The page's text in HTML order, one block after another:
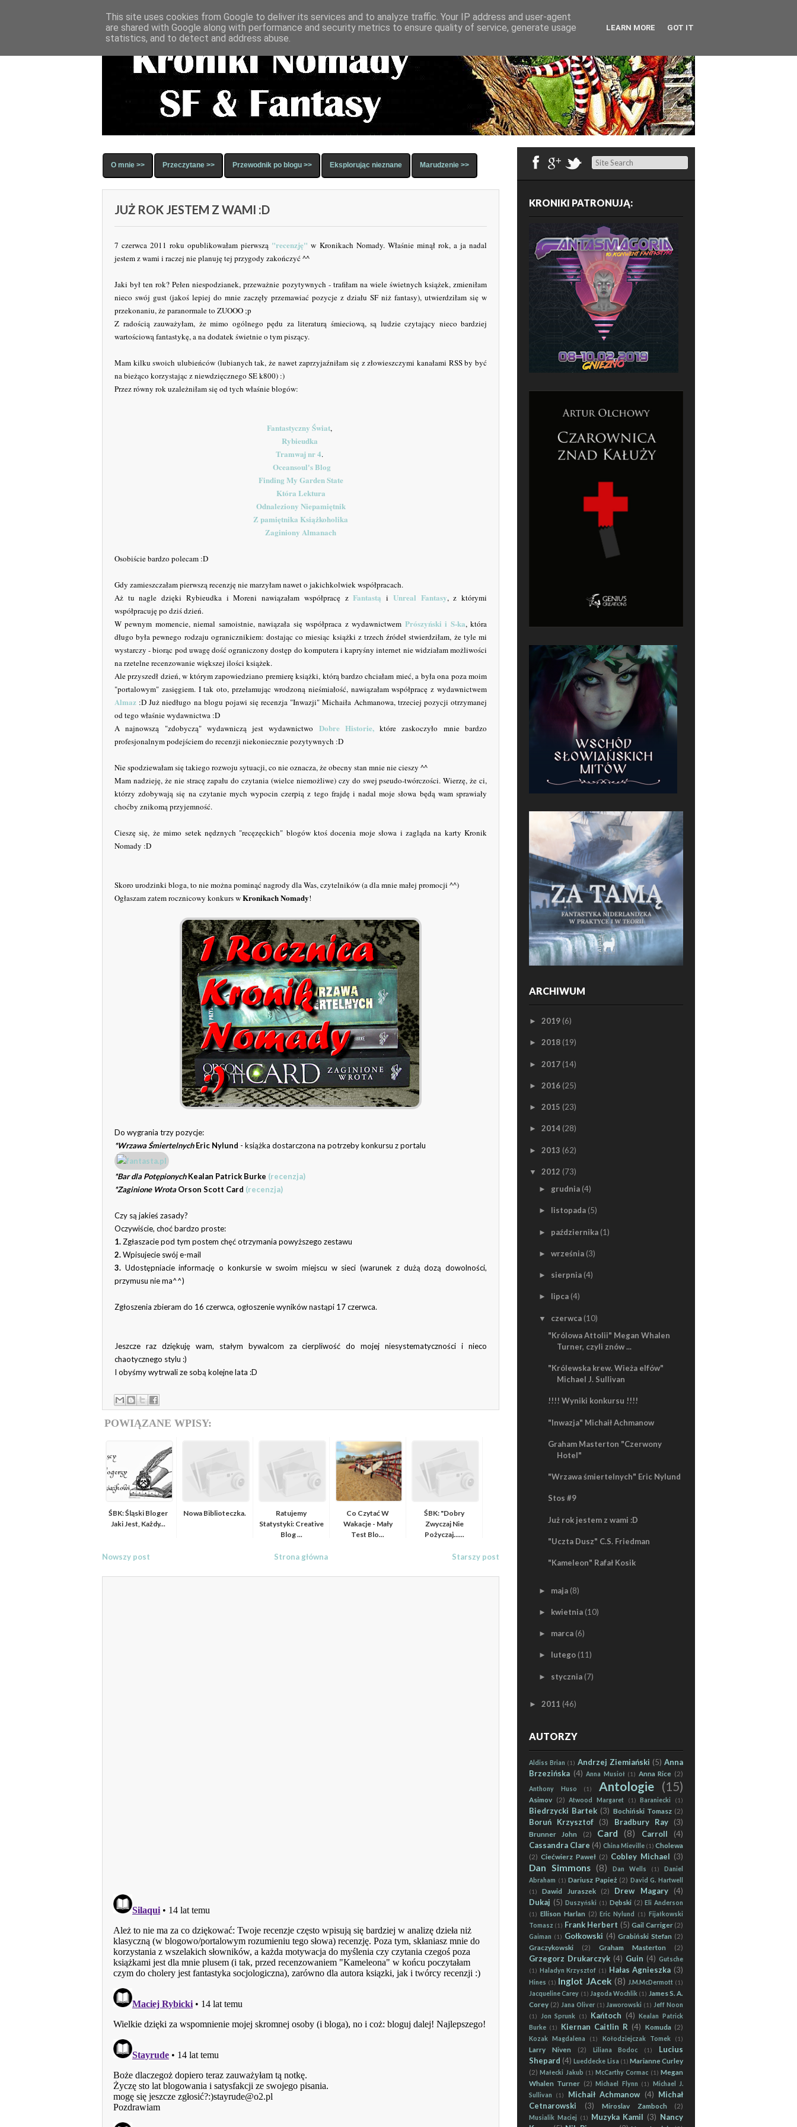
O mnie >> Przeczytane >> Przewodnik po blogu >> Eksplorując nieznane Marudzenie >>
JUŻ ROK JESTEM Z WAMI :D
7 czerwca 2011 roku opublikowałam pierwszą "recenzję" w Kronikach Nomady. Właśnie minął rok, a ja nadal
jestem z wami i raczej nie planuję tej przygody zakończyć ^^
Jaki był ten rok? Pełen niespodzianek, przeważnie pozytywnych - trafiłam na wiele świetnych książek, zmieniłam
nieco swój gust (jakoś lepiej do mnie zaczęły przemawiać pozycje z działu SF niż fantasy), utwierdziłam się w
przekonaniu, że paranormale to ZUOOO ;p
Z radością zauważyłam, że mimo ogólnego pędu za literaturą śmieciową, są ludzie czytający nieco bardziej
wartościową fantastykę, a na dodatek świetnie o tym piszący.
Mam kilku swoich ulubieńców (lubianych tak, że nawet zaprzyjaźniłam się z złowieszczymi kanałami RSS by być
na bieżąco korzystając z niewdzięcznego SE k800) :)
Przez równy rok uzależniłam się od tych właśnie blogów:
Fantastyczny Świat,
Rybieudka
Tramwaj nr 4.
Oceansoul's Blog
Finding My Garden State
Która Lektura
Odnaleziony Niepamiętnik
Z pamiętnika Książkoholika
Zaginiony Almanach
Osobiście bardzo polecam :D
Gdy zamieszczałam pierwszą recenzję nie marzyłam nawet o jakichkolwiek współpracach.
Aż tu nagle dzięki Rybieudka i Moreni nawiązałam współpracę zFantastą i Unreal Fantasy, z którymi
współpracuję po dziś dzień.
W pewnym momencie, niemal samoistnie, nawiązała się współpraca z wydawnictwem Prószyński i S-ka, która
długo była pewnego rodzaju ogranicznikiem: dostając co miesiąc książki z trzech źródeł stwierdziłam, że tyle mi
wystarczy - biorąc pod uwagę dość ograniczony dostęp do komputera i kapryśny internet nie widziałam możliwości
na rzetelne recenzowanie większej ilości książek.
Ale przyszedł dzień, w którym zapowiedziano premierę książki, którą bardzo chciałam mieć, a była ona poza moim
"portalowym" zasięgiem. I tak oto, przełamując wrodzoną nieśmiałość, nawiązałam współpracę z wydawnictwem
Almaz :D Już niedługo na blogu pojawi się recenzja "Inwazji" Michaiła Achmanowa, trzeciej pozycji otrzymanej
od tego właśnie wydawnictwa :D
A najnowszą "zdobyczą" wydawniczą jest wydawnictwo Dobre Historie,które zaskoczyło mnie bardzo
profesjonalnym podejściem do recenzji niekoniecznie pozytywnych :D
Nie spodziewałam się takiego rozwoju sytuacji, co nie oznacza, że obecny stan mnie nie cieszy ^^
Mam nadzieję, że nie stracę zapału do czytania (wielce niemożliwe) czy do swej pseudo-twórczości. Wierzę, że ci,
którzy zdobywają się na czytanie mych wypocin czerpią z tego frajdę i nadal moje słowa będą wam sprawiały
choćby znikomą przyjemność.
Cieszę się, że mimo setek nędznych "recęzęckich" blogów ktoś docenia moje słowa i zagląda na karty Kronik
Nomady :D
Skoro urodzinki bloga, to nie można pominąć nagrody dla Was, czytelników (a dla mnie małej promocji ^^)
Ogłaszam zatem rocznicowy konkurs wKronikach Nomady!
Do wygrania trzy pozycje:
*Wrzawa Śmiertelnych Eric Nylund - książka dostarczona na potrzeby konkursu z portalu
*Bar dla Potępionych Kealan Patrick Burke (recenzja)
*Zaginione Wrota Orson Scott Card (recenzja)
Czy są jakieś zasady?
Oczywiście, choć bardzo proste:
1. Zgłaszacie pod tym postem chęć otrzymania powyższego zestawu
2.Wpisujecie swój e-mail
3. Udostępniacie informację o konkursie w swoim miejscu w sieci (warunek z dużą dozą dowolności,
przymusu nie ma^^)
Zgłoszenia zbieram do 16 czerwca, ogłoszenie wyników nastąpi 17 czerwca.
Jeszcze raz dziękuję wam, stałym bywalcom za cierpliwość do mojej niesystematyczności i nieco
chaotycznego stylu :)
I obyśmy wytrwali ze sobą kolejne lata :D
POWIĄZANE WPISY:
ŚBK: Śląski Bloger
Jaki Jest, Każdy...
Nowa Biblioteczka.
Ratujemy
Statystyki: Creative
Blog ...
Co Czytać W
Wakacje - Mały
Test Blo...
ŚBK: "Dobry
Zwyczaj Nie
Pożyczaj......
Nowszy post Starszy post
Strona główna
Search
KRONIKI PATRONUJĄ:
ARCHIWUM
► 2019 (6)
► 2018 (19)
► 2017 (14)
► 2016 (25)
► 2015 (23)
► 2014 (28)
► 2013 (62)
▼ 2012 (73)
► grudnia (4)
► listopada (5)
► października (1)
► września (3)
► sierpnia (4)
► lipca (4)
▼ czerwca (10)
"Królowa Attolii" Megan Whalen
Turner, czyli znów ...
"Królewska krew. Wieża elfów"
Michael J. Sullivan
!!!! Wyniki konkursu !!!!
"Inwazja" Michaił Achmanow
Graham Masterton "Czerwony
Hotel"
"Wrzawa śmiertelnych" Eric Nylund
Stos #9
Już rok jestem z wami :D
"Uczta Dusz" C.S. Friedman
"Kameleon" Rafał Kosik
► maja (8)
► kwietnia (10)
► marca (6)
► lutego (11)
► stycznia (7)
► 2011 (46)
AUTORZY
Aldiss Brian (1) Andrzej Ziemiański (5) Anna
Brzezińska (4) Anna Musioł (1) Anna Rice (2)
Anthony Huso (1) Antologie (15)
Asimov (2) Atwood Margaret (1) Baraniecki (1)
Biedrzycki Bartek (3) Bochiński Tomasz (2)
Boruń Krzysztof (3) Bradbury Ray (3)
Brunner John (2) Card (8) Carroll
(4)
Cassandra Clare (4) China Mieville (1) Cholewa
(2) Ciećwierz Paweł (2) Cobley Michael (3)
Dan Simmons (8) Dan Wells (1)
Daniel
Abraham (1) Dariusz Papież (2) David G. Hartwell
(1)
Dawid Juraszek (2) Drew Magary
(4)
Dukaj (5) Duszyński (1) Dębski (2) Eli Anderson
(1) Ellison Harlan (2) Eric Nylund (1) Fijałkowski
Tomasz (1) Frank Herbert (5) Gail Carriger (2)
Gaiman (1) Gołkowski (4) Grabiński Stefan (2)
Graczykowski
(2) Graham Masterton (2)
Grzegorz Drukarczyk (4) Guin (4) Gutsche
(1) Haladyn Krzysztof (1) Hałas Agnieszka (3)
Hines (1) Inglot JAcek (8) J.M.McDermott (1)
Jacqueline Carey (1) Jagoda Wochlik (1) James S. A.
Corey (2) Jana Oliver (1) Jaworowski (1) Jeff Noon
(1)
Jon Sprunk (1) Kańtoch (4)
Kealan Patrick
Burke (1) Kiernan Caitlin R (4) Komuda (2)
Kozak Magdalena (1) Kołodziejczak Tomek (1)
Larry Niven (2) Liliana Bodoc (1)
Lucius
Shepard (4) Lueddecke Lisa (1) Marianne Curley
(2) Małecki Jakub (1) McCarthy Cormac (1) Megan
Whalen Turner (2) Michael Flynn (1) Michael J.
Sullivan
(1) Michaił Achmanow (4) Michał
Cetnarowski
(3) Miroslav Zamboch (2)
Musialik Maciej (1) Muzyka Kamil (3) Nancy
This site uses cookies from Google to deliver its services and to analyze traffic. Your IP address and user-agent
are shared with Google along with performance and security metrics to ensure quality of service, generate usage
statistics, and to detect and address abuse.
LEARN MORE GOT IT